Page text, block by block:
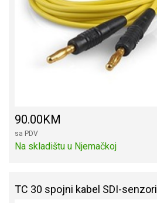
90.00KM
sa PDV
Na skladištu u Njemačkoj
TC 30 spojni kabel SDI-senzori